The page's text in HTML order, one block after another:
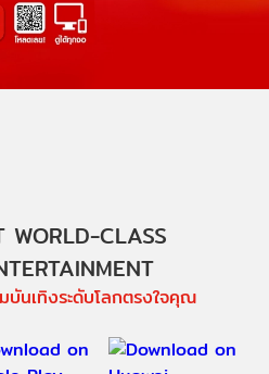
WORLD-CLASS
บันเทิงระดับโลกตรงใจคุณ